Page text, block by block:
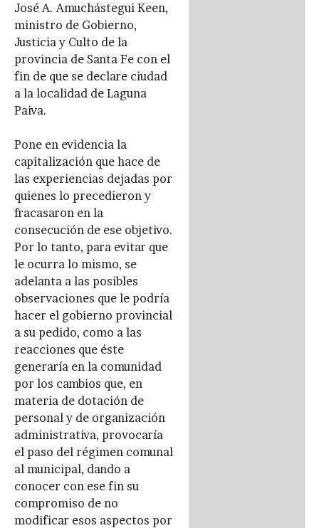
José A. Amuchástegui Keen,
ministro de Gobierno,
Justicia y Culto de la
provincia de Santa Fe con el
fin de que se declare ciudad
a la localidad de Laguna
Paiva.
Pone en evidencia la
capitalización que hace de
las experiencias dejadas por
quienes lo precedieron y
fracasaron en la
consecución de ese objetivo.
Por lo tanto, para evitar que
le ocurra lo mismo, se
adelanta a las posibles
observaciones que le podría
hacer el gobierno provincial
a su pedido, como a las
reacciones que éste
generaría en la comunidad
por los cambios que, en
materia de dotación de
personal y de organización
administrativa, provocaría
el paso del régimen comunal
al municipal, dando a
conocer con ese fin su
compromiso de no
modificar esos aspectos por